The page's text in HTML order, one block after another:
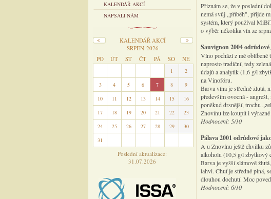
KALENDÁŘ AKCÍ
NAPSALI NÁM
KALENDÁŘ AKCÍ
SRPEN 2026
PO
ÚT ST ČT PÁ SO NE
1
2
3
4 5 6 7 8
9
10
11 12 13 14 15
16
17
18 19 20 21 22
23
24
25 26 27 28 29
30
31
Poslední aktualizace:
31.07.2026
Přiznám se, že v poslední
nemá svůj „příběh", přijde
systém, který používal
o výběr několika vín ze
Sauvignon 2004
Víno pochází z mé oblíbené
naprosto tradiční, tedy
údajů a analytik (1,6 g/l
na Vinofóru.
Barva vína je středně žlutá,
především ovocná -
poněkud drsnější, trochu
Znovínu lze koupit i
Hodnocení: 5/10
Pálava 2001 odrůdové
A u Znovínu ještě chvilku
alkoholu (10,5 g/l zbytkový
Barva je vyšší slámově
lahvi. Chuť je středně plná,
dlouhou dochutí. Moc
Hodnocení: 6/10